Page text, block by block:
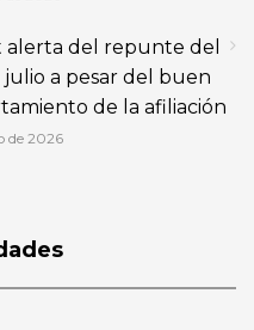
alerta del repunte del
julio a pesar del buen
de la afiliación
de 2026